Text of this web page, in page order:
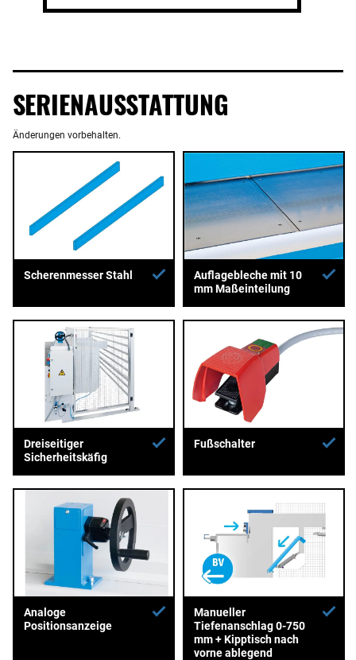
SERIENAUSSTATTUNG
Änderungen vorbehalten.
Scherenmesser Stahl
Auflagebleche mit 10
mm Maßeinteilung
Dreiseitiger
Sicherheitskäfig
Fußschalter
Analoge
Positionsanzeige
Manueller
Tiefenanschlag 0-750
mm + Kipptisch nach
vorne ablegend